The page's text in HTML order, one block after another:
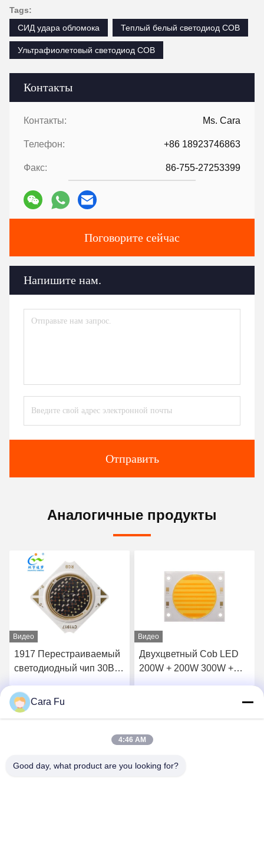
Контакты
Контакты: Ms. Cara
Телефон: +86 18923746863
Факс: 86-755-27253399
Поговорите сейчас
Напишите нам.
Отправить
Tags:
СИД удара обломока
Теплый белый светодиод COB
Ультрафиолетовый светодиод COB
Аналогичные продукты
Видео
1917 Перестраиваемый
светодиодный чип 30В
СИД 300Ма красного
зеленого цвета голубого
Видео
Двухцветный Cob LED
200W + 200W 300W +
Cara Fu
4:46 AM
Good day, what product are you looking for?